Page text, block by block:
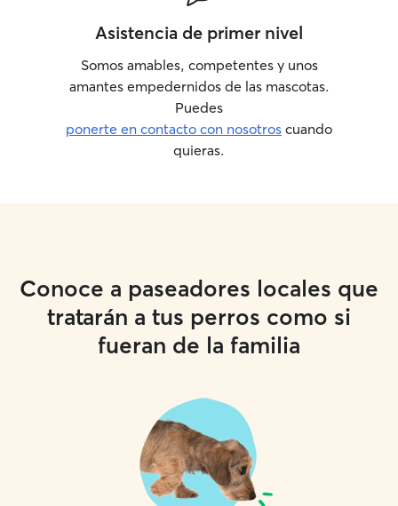
Asistencia de primer nivel
Somos amables, competentes y unos
amantes empedernidos de las mascotas.
Puedes
ponerte en contacto con nosotros cuando
quieras.
Conoce a paseadores locales que
tratarán a tus perros como si
fueran de la familia